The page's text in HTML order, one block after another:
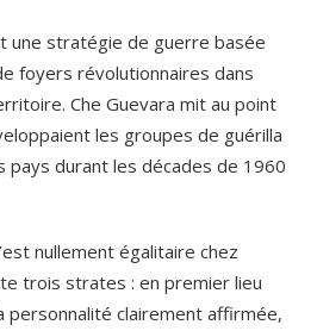
une stratégie de guerre basée
foyers révolutionnaires dans
Che Guevara mit au point
les groupes de guérilla
pays durant les décades de 1960
nullement égalitaire chez
trois strates : en premier lieu
personnalité clairement affirmée,